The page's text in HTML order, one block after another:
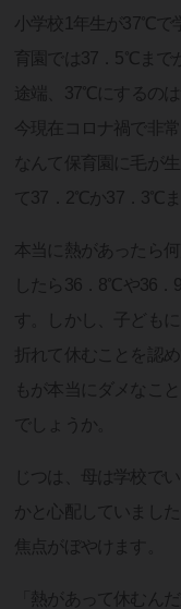
小学校1年生が37℃で
育園では37．5℃まで
途端、37℃にするの
今現在コロナ禍で非
なんて保育園に毛が
て37．2℃か37．3℃
本当に熱があったら
したら36．8℃や36
す。しかし、子ども
折れて休むことを認
もが本当にダメなこ
でしょうか。
じつは、母は学校で
かと心配していまし
焦点がぼやけます。
「熱があって休むん